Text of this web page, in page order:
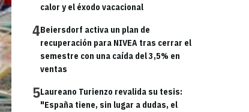
calor y el éxodo vacacional
4Beiersdorf activa un plan de
recuperación para NIVEA tras cerrar el
semestre con una caída del 3,5% en
ventas
5Laureano Turienzo revalida su tesis:
"España tiene, sin lugar a dudas, el